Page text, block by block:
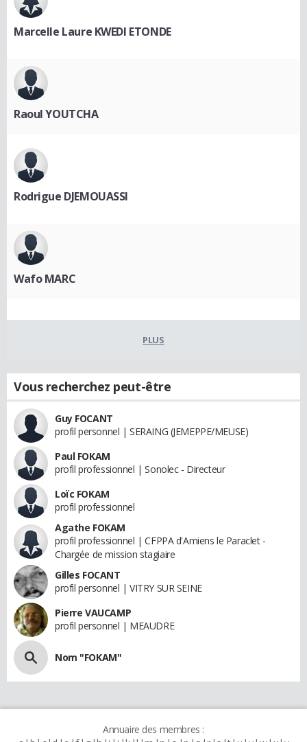
Marcelle Laure KWEDI ETONDE
Raoul YOUTCHA
Rodrigue DJEMOUASSI
Wafo MARC
PLUS
Vous recherchez peut-être
Guy FOCANT
profil personnel | SERAING (JEMEPPE/MEUSE)
Paul FOKAM
profil professionnel | Sonolec - Directeur
Loïc FOKAM
profil professionnel
Agathe FOKAM
profil professionnel | CFPPA d'Amiens le Paraclet -
Chargée de mission stagiaire
Gilles FOCANT
profil personnel | VITRY SUR SEINE
Pierre VAUCAMP
profil personnel | MEAUDRE
Nom "FOKAM"
Annuaire des membres :